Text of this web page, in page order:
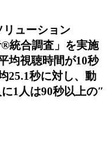
ューション
統合調査」を実施
均視聴時間が10秒
25.1秒に対し、動
1人は90秒以上の″